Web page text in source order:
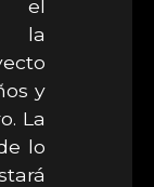
el
la
y
La
lo